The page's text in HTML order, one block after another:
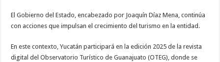
El Gobierno del Estado, encabezado por Joaquín Díaz Mena, continúa
con acciones que impulsan el crecimiento del turismo en la entidad.
En este contexto, Yucatán participará en la edición 2025 de la revista
digital del Observatorio Turístico de Guanajuato (OTEG), donde se